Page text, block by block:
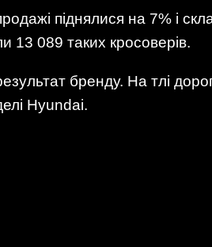
піднялися на 7% і
13 089 таких кросоверів.
бренду. На тлі
Hyundai.